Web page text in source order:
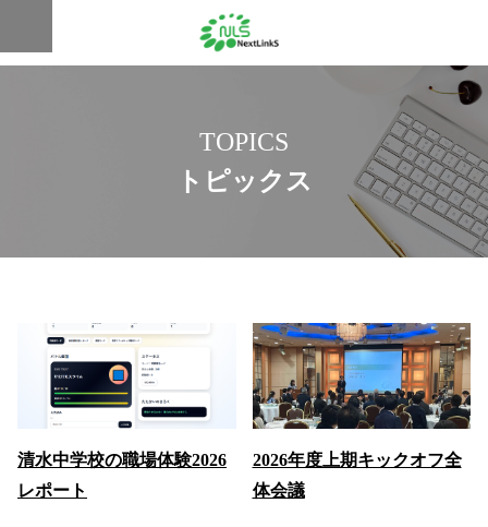
TOPICS
トピックス
清水中学校の職場体験2026
レポート
2026年度上期キックオフ全
体会議